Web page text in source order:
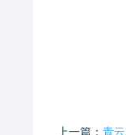
上一篇： 青